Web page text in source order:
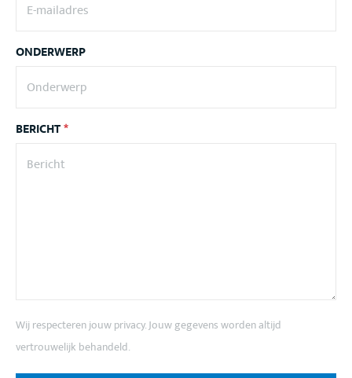
ONDERWERP
BERICHT*
Wij respecteren jouw privacy. Jouw gegevens worden altijd
vertrouwelijk behandeld.